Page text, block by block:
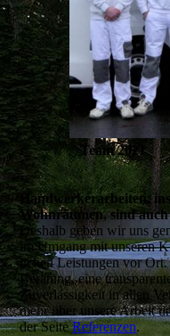
Team 2021
Handwerkerarbeiten,
Wohnräumen, sind
Deshalb geben wir uns
im Umgang mit unseren
lichen Leistungen vor
Beratung, eine
Zuverlässigkeit in allen
mehr über unsere Arbeit
der SeiteReferenzen.